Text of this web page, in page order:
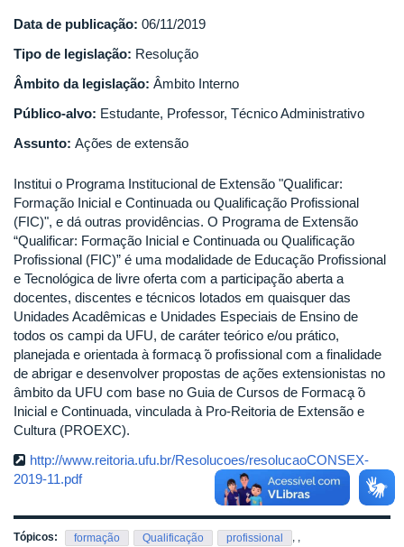
Data de publicação: 06/11/2019
Tipo de legislação: Resolução
Âmbito da legislação: Âmbito Interno
Público-alvo: Estudante, Professor, Técnico Administrativo
Assunto: Ações de extensão
Institui o Programa Institucional de Extensão "Qualificar:
Formação Inicial e Continuada ou Qualificação Profissional
(FIC)", e dá outras providências. O Programa de Extensão
“Qualificar: Formação Inicial e Continuada ou Qualificação
Profissional (FIC)” é uma modalidade de Educação Profissional
e Tecnológica de livre oferta com a participação aberta a
docentes, discentes e técnicos lotados em quaisquer das
Unidades Acadêmicas e Unidades Especiais de Ensino de
todos os campi da UFU, de caráter teórico e/ou prático,
planejada e orientada à formaca̧ ̃o profissional com a finalidade
de abrigar e desenvolver propostas de ações extensionistas no
âmbito da UFU com base no Guia de Cursos de Formaca̧ ̃o
Inicial e Continuada, vinculada à Pro-Reitoria de Extensão e
Cultura (PROEXC).
http://www.reitoria.ufu.br/Resolucoes/resolucaoCONSEX-
2019-11.pdf
Tópicos: formação ,
Qualificação ,
profissional